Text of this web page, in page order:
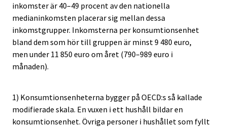
inkomster är 40–49 procent av den nationella
medianinkomsten placerar sig mellan dessa
inkomstgrupper. Inkomsterna per konsumtionsenhet
bland dem som hör till gruppen är minst 9 480 euro,
men under 11 850 euro om året (790–989 euro i
månaden).
1) Konsumtionsenheterna bygger på OECD:s så kallade
modifierade skala. En vuxen i ett hushåll bildar en
konsumtionsenhet. Övriga personer i hushållet som fyllt